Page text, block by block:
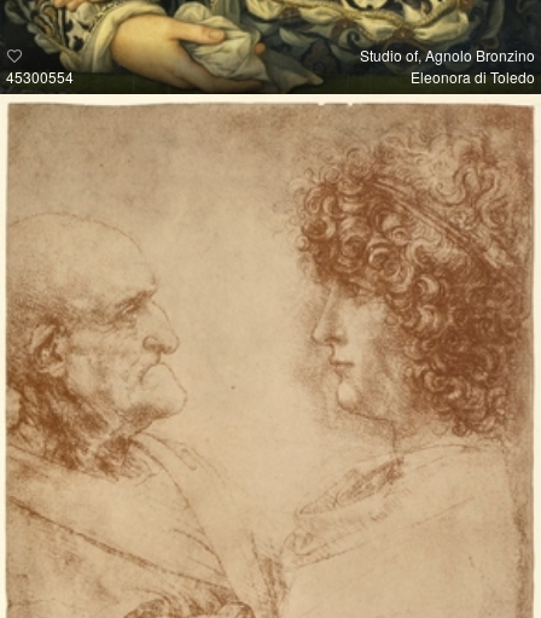
45300554
Studio of, Agnolo Bronzino
Eleonora di Toledo